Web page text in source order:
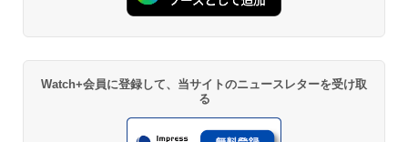
Watch+会員に登録して、当サイトのニュースレターを受け取
る